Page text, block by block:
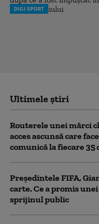
DIGI SPORT
Ultimele știri
Routerele unei mărci
acces ascunsă care
comunică la fiecare 35
Președintele FIFA,
carte. Ce a promis
sprijinul public